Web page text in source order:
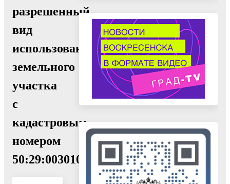
разрешенный
вид
использования
земельного
участка
с
кадастровым
номером
50:29:0030102:4114"